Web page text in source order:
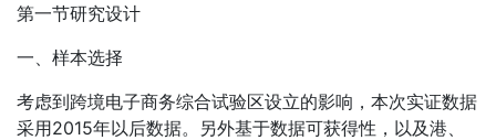
第一节研究设计
一、样本选择
考虑到跨境电子商务综合试验区设立的影响，本次实证数据
采用2015年以后数据。另外基于数据可获得性，以及港、